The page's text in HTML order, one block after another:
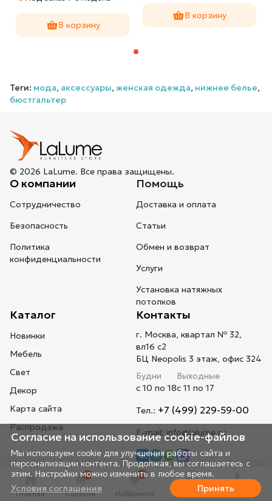
Главная
0
Корзина
0
Избранное Профиль Телефон
В корзину
В корзину
Теги: мода, аксессуары, женская одежда, нижнее белье,
бюстгальтер
© 2026 LaLume. Все права защищены.
О компании
Сотрудничество
Безопасность
Политика
конфиденциальности
Помощь
Доставка и оплата
Статьи
Обмен и возврат
Услуги
Установка натяжных
потолков
Каталог
Новинки
Мебель
Свет
Декор
Карта сайта
Распродажа
Контакты
г. Москва, квартал № 32,
вл16 с2
БЦ Neopolis 3 этаж, офис 324
Будни
с 10 по 18
Выходные
с 11 по 17
Тел.: +7 (499) 229-59-00
E-mail: info@lalume.ru
Согласие на использование cookie-файлов
Мы используем cookie для улучшения работы сайта и
персонализации контента. Продолжая, вы соглашаетесь с
этим. Настройки можно изменить в любое время.
Принять
Условия соглашения